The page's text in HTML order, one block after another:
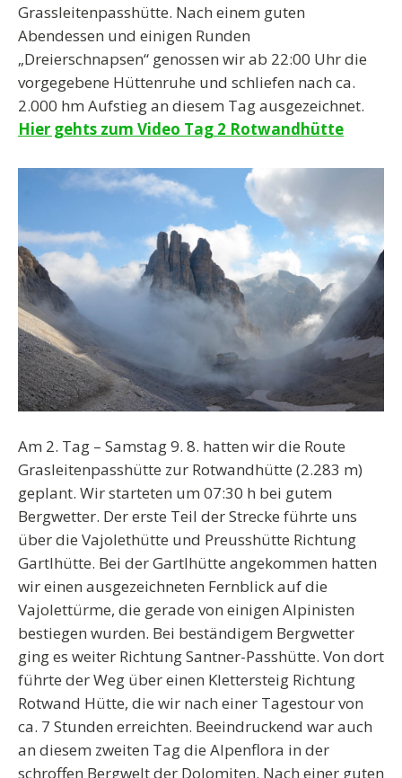
Grassleitenpasshütte. Nach einem guten
Abendessen und einigen Runden
„Dreierschnapsen“ genossen wir ab 22:00 Uhr die
vorgegebene Hüttenruhe und schliefen nach ca.
2.000 hm Aufstieg an diesem Tag ausgezeichnet.
Hier gehts zum Video Tag 2 Rotwandhütte
Am 2. Tag – Samstag 9. 8. hatten wir die Route
Grasleitenpasshütte zur Rotwandhütte (2.283 m)
geplant. Wir starteten um 07:30 h bei gutem
Bergwetter. Der erste Teil der Strecke führte uns
über die Vajolethütte und Preusshütte Richtung
Gartlhütte. Bei der Gartlhütte angekommen hatten
wir einen ausgezeichneten Fernblick auf die
Vajolettürme, die gerade von einigen Alpinisten
bestiegen wurden. Bei beständigem Bergwetter
ging es weiter Richtung Santner-Passhütte. Von dort
führte der Weg über einen Klettersteig Richtung
Rotwand Hütte, die wir nach einer Tagestour von
ca. 7 Stunden erreichten. Beeindruckend war auch
an diesem zweiten Tag die Alpenflora in der
schroffen Bergwelt der Dolomiten. Nach einer guten